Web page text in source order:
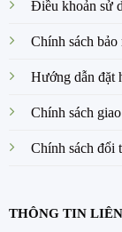
Điều khoản sử
Chính sách bảo
Hướng dẫn đặt
Chính sách
Chính sách đổi
THÔNG TIN